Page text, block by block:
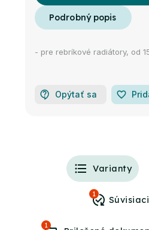
- pre rebríkové radiátory, od
Opýtať sa favorite_border
Varianty
1
1